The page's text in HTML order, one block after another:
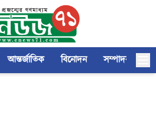
আন্তর্জাতিক বিনোদন সম্পাদকীয়